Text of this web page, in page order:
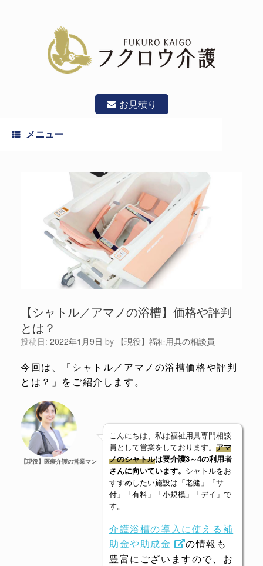
お見積り
メニュー
【シャトル／アマノの浴槽】価格や評判
とは？
投稿日: 2022年1月9日 by 【現役】福祉用具の相談員
今回は、「シャトル／アマノの浴槽価格や評判
とは？」をご紹介します。
【現役】医療介護の営業マン
こんにちは、私は福祉用具専門相談
員として営業をしております。 アマ
ノのシャトルは要介護3～4の利用者
さんに向いています。 シャトルをお
すすめしたい施設は「老健」「サ
付」「有料」「小規模」「デイ」で
す。
介護浴槽の導入に使える補
助金や助成金
の情報も
豊富にございますので、お